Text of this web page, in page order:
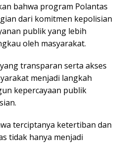
bahwa program Polantas
dari komitmen kepolisian
publik yang lebih
oleh masyarakat.
transparan serta akses
menjadi langkah
kepercayaan publik
terciptanya ketertiban dan
tidak hanya menjadi